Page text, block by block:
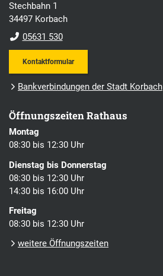
Stechbahn 1
34497 Korbach
05631 530
Kontaktformular
Bankverbindungen der Stadt Korbach
Öffnungszeiten Rathaus
Montag
08:30 bis 12:30 Uhr
Dienstag bis Donnerstag
08:30 bis 12:30 Uhr
14:30 bis 16:00 Uhr
Freitag
08:30 bis 12:30 Uhr
weitere Öffnungszeiten